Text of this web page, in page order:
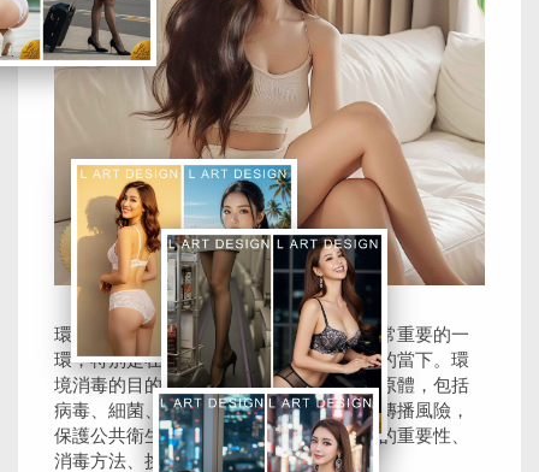
環境消毒服務近年來已成為全球範圍內非常重要的一
環，特別是在公共衛生事件引起廣泛關注的當下。環
境消毒的目的在於降低或消除環境中的病原體，包括
病毒、細菌、真菌等，從而減少傳染病的傳播風險，
保護公共衛生安全。以下將探討環境消毒的重要性、
消毒方法、挑選專業消毒公司的要......